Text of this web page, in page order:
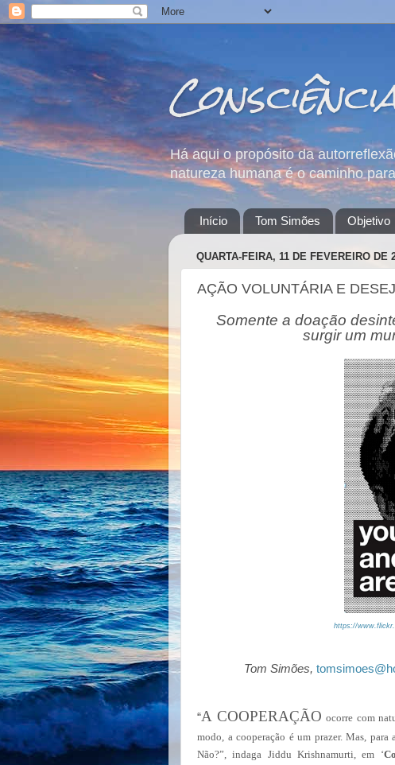
Há aqui o propósito da
natureza humana é o caminho
Início Tom Simões Objetivo
QUARTA-FEIRA, 11 DE FEVEREIRO DE
AÇÃO VOLUNTÁRIA E
Somente a doação
surgir um
https://
Tom Simões,
“A COOPERAÇÃO ocorre com
modo, a cooperação é um prazer. Mas,
Não?”, indaga Jiddu Krishnamurti, em ‘